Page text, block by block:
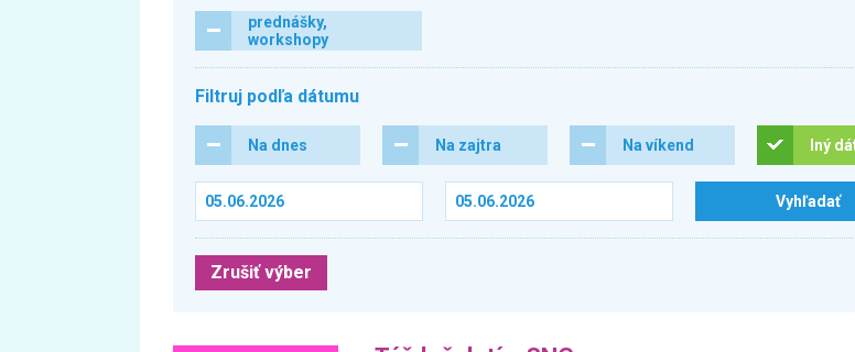
prednášky,
workshopy
Filtruj podľa dátumu
Na dnes Na zajtra Na víkend Iný
Zrušiť výber